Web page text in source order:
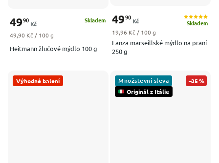
Heitmann žlučové mýdlo 100 g
Skladem
4990
Kč
Měrná cena:
49,90 Kč / 100 g
Lanza marseillské mýdlo na praní
250 g
Skladem
4990
Kč
Měrná cena:
19,96 Kč / 100 g
Výhodné balení
Originál z Itálie
Množstevní sleva –35 %